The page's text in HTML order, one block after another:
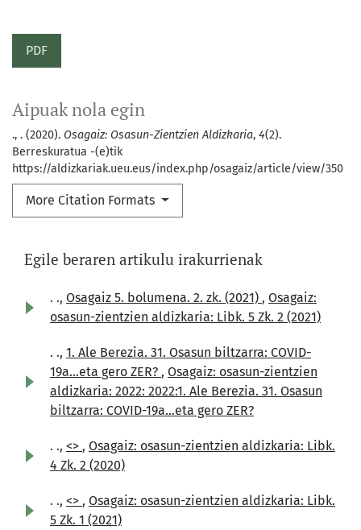
PDF
Aipuak nola egin
., . (2020). Osagaiz: Osasun-Zientzien Aldizkaria, 4(2).
Berreskuratua -(e)tik
https://aldizkariak.ueu.eus/index.php/osagaiz/article/view/350
More Citation Formats
Egile beraren artikulu irakurrienak
. ., Osagaiz 5. bolumena. 2. zk. (2021) , Osagaiz:
osasun-zientzien aldizkaria: Libk. 5 Zk. 2 (2021)
. ., 1. Ale Berezia. 31. Osasun biltzarra: COVID-
19a...eta gero ZER? , Osagaiz: osasun-zientzien
aldizkaria: 2022: 2022:1. Ale Berezia. 31. Osasun
biltzarra: COVID-19a...eta gero ZER?
. ., <> , Osagaiz: osasun-zientzien aldizkaria: Libk.
4 Zk. 2 (2020)
. ., <> , Osagaiz: osasun-zientzien aldizkaria: Libk.
5 Zk. 1 (2021)